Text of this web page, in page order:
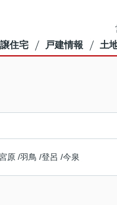
住宅 戸建情報 土
原 /羽鳥 /登呂 /今泉